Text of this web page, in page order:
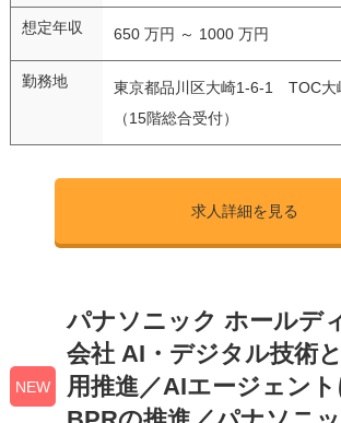
想定年収 650 万円 ～ 1000 万円
勤務地
東京都品川区大崎1-6-1 TOC大
（15階総合受付）
求人詳細を見る
NEW
パナソニック ホールデ
会社 AI・デジタル技術
用推進／AIエージェン